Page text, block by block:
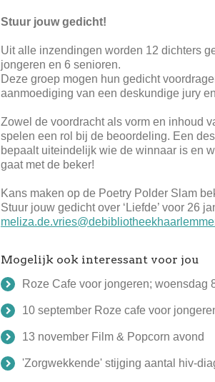
Stuur jouw gedicht!
Uit alle inzendingen worden 12 dichters
jongeren en 6 senioren.
Deze groep mogen hun gedicht
aanmoediging van een deskundige jury
Zowel de voordracht als vorm en inhoud
spelen een rol bij de beoordeling. Een
bepaalt uiteindelijk wie de winnaar is en
gaat met de beker!
Kans maken op de Poetry Polder Slam
Stuur jouw gedicht over ‘Liefde’ voor 26
Mogelijk ook interessant voor jou
Roze Cafe voor jongeren; woensdag
10 september Roze cafe voor
13 november Film & Popcorn avond
'Zorgwekkende' stijging aantal hiv-